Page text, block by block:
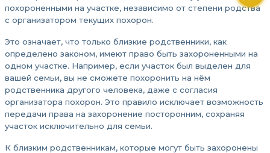
похороненными на участке, независимо от степени родства
с организатором текущих похорон.
Это означает, что только близкие родственники, как
определено законом, имеют право быть захороненными на
одном участке. Например, если участок был выделен для
вашей семьи, вы не сможете похоронить на нём
родственника другого человека, даже с согласия
организатора похорон. Это правило исключает возможность
передачи права на захоронение посторонним, сохраняя
участок исключительно для семьи.
К близким родственникам, которые могут быть захоронены